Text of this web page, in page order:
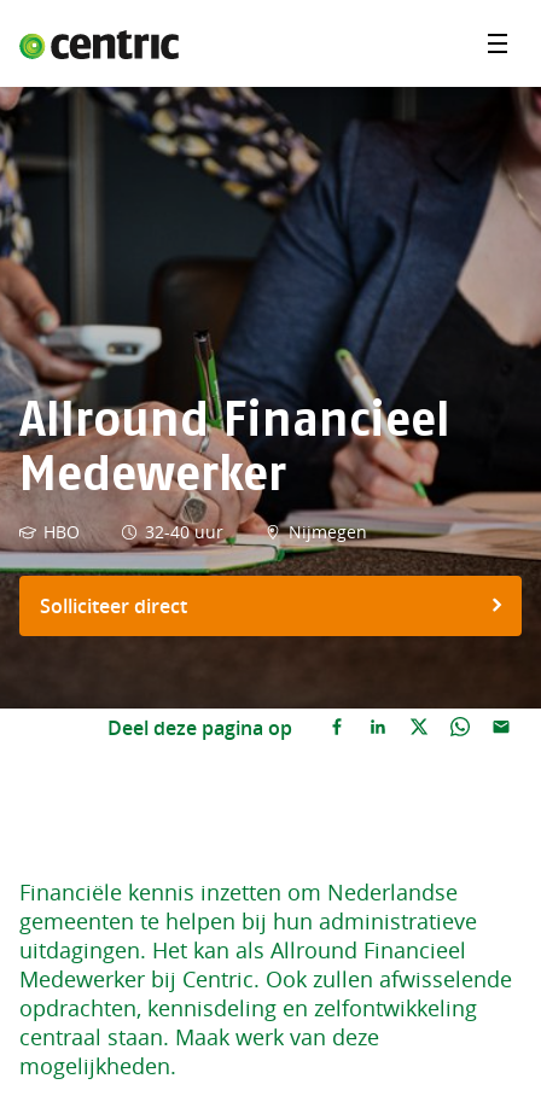
Vacatures
Opdrachten
Student
Expertises
Jij en Centric
Over ons
Allround Financieel
Medewerker
HBO 32-40 uur Nijmegen
Solliciteer direct
Deel deze pagina op
Financiële kennis inzetten om Nederlandse
gemeenten te helpen bij hun administratieve
uitdagingen. Het kan als Allround Financieel
Medewerker bij Centric. Ook zullen afwisselende
opdrachten, kennisdeling en zelfontwikkeling
centraal staan. Maak werk van deze
mogelijkheden.